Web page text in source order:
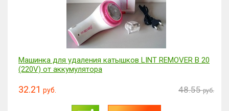
Машинка для удаления катышков LINT REMOVER В 20
(220V) от аккумулятора
32.21 руб. 48.55 руб.